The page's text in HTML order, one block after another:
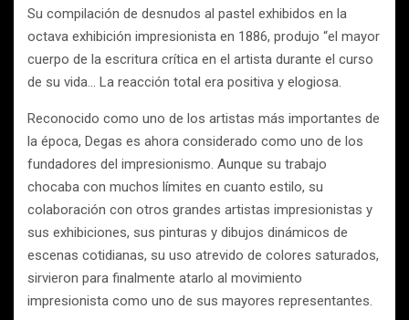
Su compilación de desnudos al pastel exhibidos en la
octava exhibición impresionista en 1886, produjo “el mayor
cuerpo de la escritura crítica en el artista durante el curso
de su vida… La reacción total era positiva y elogiosa.
Reconocido como uno de los artistas más importantes de
la época, Degas es ahora considerado como uno de los
fundadores del impresionismo. Aunque su trabajo
chocaba con muchos límites en cuanto estilo, su
colaboración con otros grandes artistas impresionistas y
sus exhibiciones, sus pinturas y dibujos dinámicos de
escenas cotidianas, su uso atrevido de colores saturados,
sirvieron para finalmente atarlo al movimiento
impresionista como uno de sus mayores representantes.